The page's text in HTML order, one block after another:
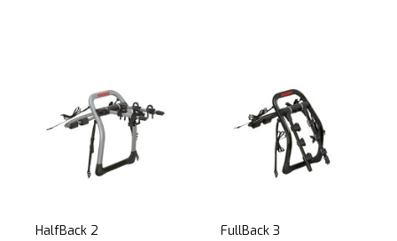
HalfBack 2 FullBack 3